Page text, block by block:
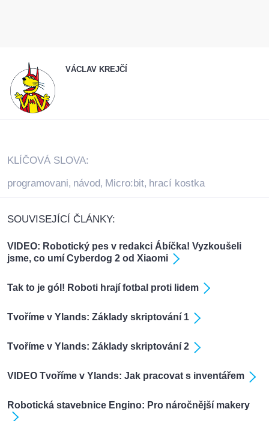
VÁCLAV KREJČÍ
KLÍČOVÁ SLOVA:
programovani, návod, Micro:bit, hrací kostka
SOUVISEJÍCÍ ČLÁNKY:
VIDEO: Robotický pes v redakci Ábíčka! Vyzkoušeli
jsme, co umí Cyberdog 2 od Xiaomi
Tak to je gól! Roboti hrají fotbal proti lidem
Tvoříme v Ylands: Základy skriptování 1
Tvoříme v Ylands: Základy skriptování 2
VIDEO Tvoříme v Ylands: Jak pracovat s inventářem
Robotická stavebnice Engino: Pro náročnější makery